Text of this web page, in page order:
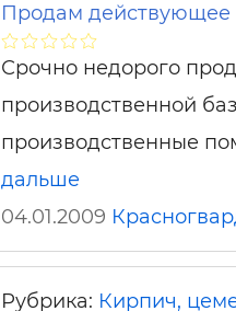
Продам действующее
Срочно недорого
производственной
производственные
дальше
04.01.2009
Рубрика: Кирпич,